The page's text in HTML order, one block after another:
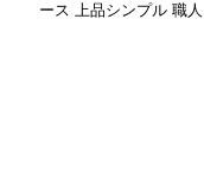
ース 上品シンプル 職人